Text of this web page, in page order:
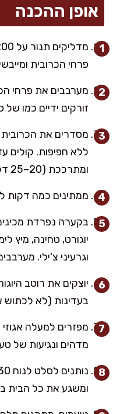
אופן ההכנה
פרחי הכרובית
מערבבים את פרחי
זורקים ידיים כמו
מסדרים את הכרובית
ללא חפיפות. קולים
ומתרככת (20–25 דקות), ומפיצים ריח של בית חורפי.
ממתינים כמה דקות
בקערה נפרדת
יוגורט, טחינה, מיץ
וגרעיני צ'ילי.
יוצקים את רוטב
בעדינות (לא
מפזרים למעלה
מדהים ונגיעות של
ומשגע את כל הבית